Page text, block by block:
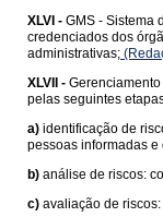
XLVI - GMS - Sistema
credenciados dos
administrativas;
XLVII -
pelas seguintes
a) identificação de
pessoas informadas
b) análise de riscos:
c) avaliação de